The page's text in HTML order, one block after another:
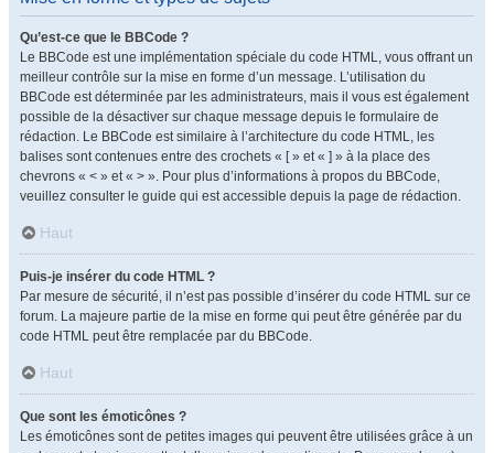
Qu’est-ce que le BBCode ?
Le BBCode est une implémentation spéciale du code HTML, vous offrant un
meilleur contrôle sur la mise en forme d’un message. L’utilisation du
BBCode est déterminée par les administrateurs, mais il vous est également
possible de la désactiver sur chaque message depuis le formulaire de
rédaction. Le BBCode est similaire à l’architecture du code HTML, les
balises sont contenues entre des crochets « [ » et « ] » à la place des
chevrons « < » et « > ». Pour plus d’informations à propos du BBCode,
veuillez consulter le guide qui est accessible depuis la page de rédaction.
Haut
Puis-je insérer du code HTML ?
Par mesure de sécurité, il n’est pas possible d’insérer du code HTML sur ce
forum. La majeure partie de la mise en forme qui peut être générée par du
code HTML peut être remplacée par du BBCode.
Haut
Que sont les émoticônes ?
Les émoticônes sont de petites images qui peuvent être utilisées grâce à un